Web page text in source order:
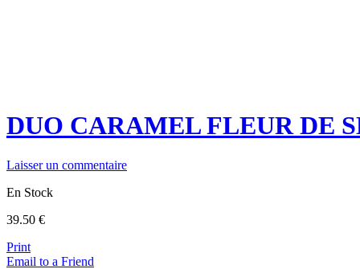
DUO CARAMEL FLEUR DE
Laisser un commentaire
En Stock
39.50 €
Print
Email to a Friend